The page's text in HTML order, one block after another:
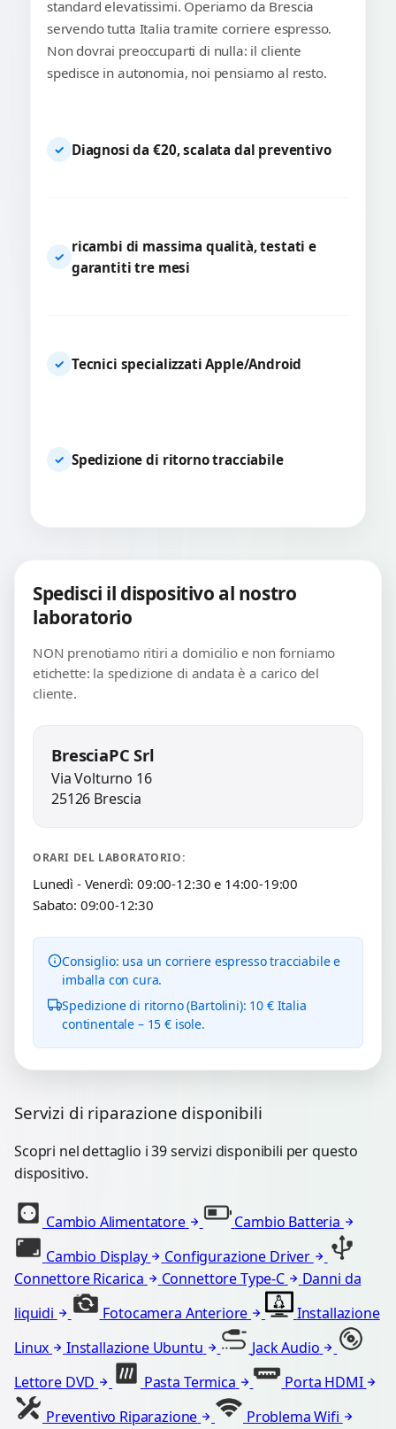
standard elevatissimi. Operiamo da Brescia
servendo tutta Italia tramite corriere espresso.
Non dovrai preoccuparti di nulla: il cliente
spedisce in autonomia, noi pensiamo al resto.
✓ Diagnosi da €20, scalata dal preventivo
✓
ricambi di massima qualità, testati e
garantiti tre mesi
✓ Tecnici specializzati Apple/Android
✓ Spedizione di ritorno tracciabile
Spedisci il dispositivo al nostro
laboratorio
NON prenotiamo ritiri a domicilio e non forniamo
etichette: la spedizione di andata è a carico del
cliente.
BresciaPC Srl
Via Volturno 16
25126 Brescia
ORARI DEL LABORATORIO:
Lunedì - Venerdì: 09:00-12:30 e 14:00-19:00
Sabato: 09:00-12:30
Consiglio: usa un corriere espresso tracciabile e
imballa con cura.
Spedizione di ritorno (Bartolini): 10 € Italia
continentale – 15 € isole.
Servizi di riparazione disponibili
Scopri nel dettaglio i 39 servizi disponibili per questo
dispositivo.
Cambio Alimentatore
Cambio Batteria
Cambio Display
Configurazione Driver
Connettore Ricarica
Connettore Type-C
Danni da
liquidi
Fotocamera Anteriore
Installazione
Linux
Installazione Ubuntu
Jack Audio
Lettore DVD
Pasta Termica
Porta HDMI
Preventivo Riparazione
Problema Wifi